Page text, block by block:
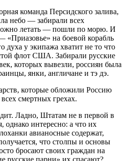
команда Персидского залива,
небо — забирали всех
летать — пошли по морю. И
на боевой корабль
духа у экипажа хватит не то что
флот США. Забирали русские
которых вывезли, россиян была
янки, англичане и тэ дэ.
которые обложили Россию
смертных грехах.
Ладно, Штатам не в первой в
однако интересно: а что их
авианосные содержат,
что столпы и основы
бросают своих граждан на